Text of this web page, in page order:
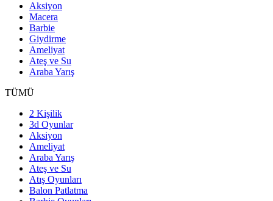
Aksiyon
Macera
Barbie
Giydirme
Ameliyat
Ateş ve Su
Araba Yarış
TÜMÜ
2 Kişilik
3d Oyunlar
Aksiyon
Ameliyat
Araba Yarış
Ateş ve Su
Atış Oyunları
Balon Patlatma